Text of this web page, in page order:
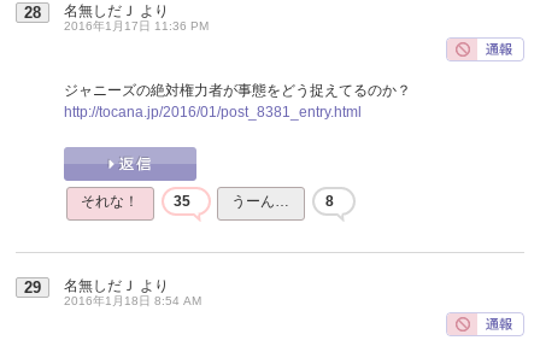
28 名無しだＪ より
2016年1月17日 11:36 PM
ジャニーズの絶対権力者が事態をどう捉えてるのか？
http://tocana.jp/2016/01/post_8381_entry.html
それな！ 35 うーん… 8
29 名無しだＪ より
2016年1月18日 8:54 AM